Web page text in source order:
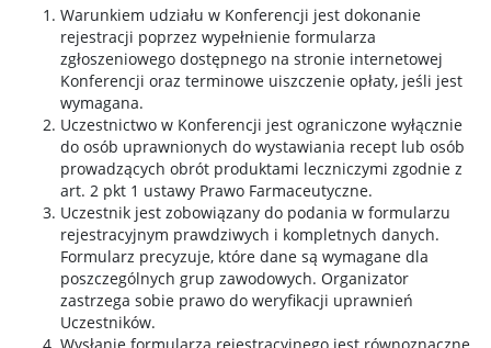
Warunkiem udziału w Konferencji jest dokonanie
rejestracji poprzez wypełnienie formularza
zgłoszeniowego dostępnego na stronie internetowej
Konferencji oraz terminowe uiszczenie opłaty, jeśli jest
wymagana.
Uczestnictwo w Konferencji jest ograniczone wyłącznie
do osób uprawnionych do wystawiania recept lub osób
prowadzących obrót produktami leczniczymi zgodnie z
art. 2 pkt 1 ustawy Prawo Farmaceutyczne.
Uczestnik jest zobowiązany do podania w formularzu
rejestracyjnym prawdziwych i kompletnych danych.
Formularz precyzuje, które dane są wymagane dla
poszczególnych grup zawodowych. Organizator
zastrzega sobie prawo do weryfikacji uprawnień
Uczestników.